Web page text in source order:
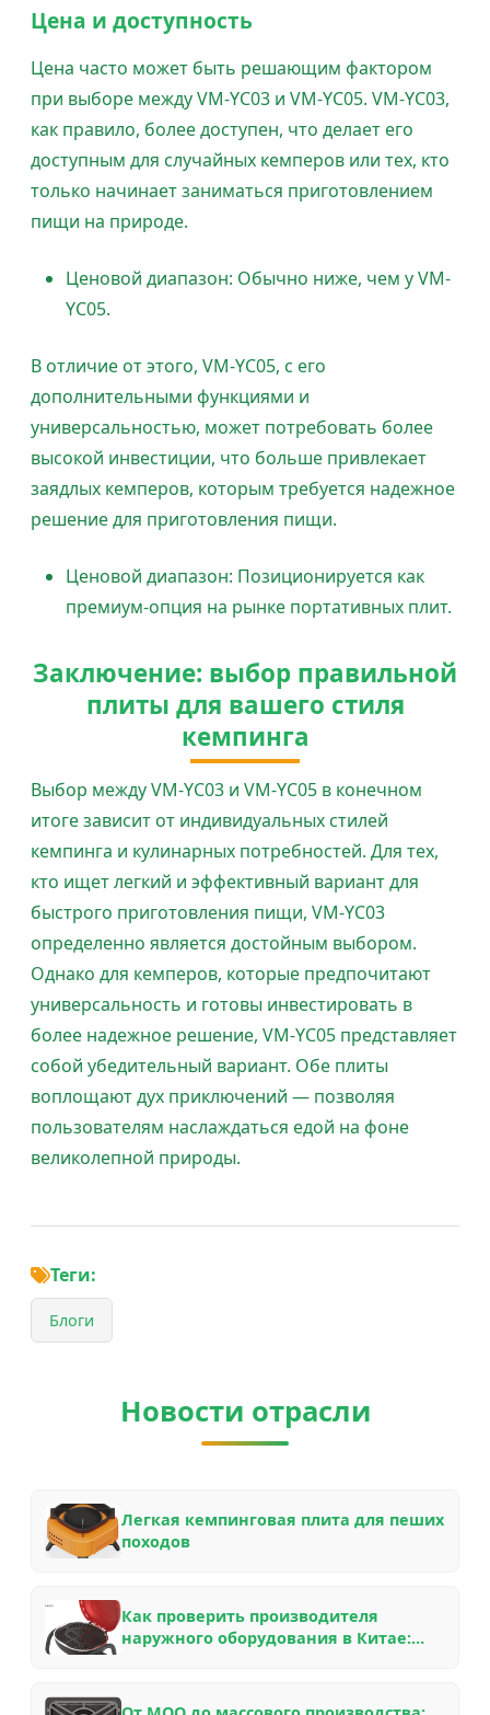
Цена и доступность
Цена часто может быть решающим фактором
при выборе между VM-YC03 и VM-YC05. VM-YC03,
как правило, более доступен, что делает его
доступным для случайных кемперов или тех, кто
только начинает заниматься приготовлением
пищи на природе.
Ценовой диапазон: Обычно ниже, чем у VM-
YC05.
В отличие от этого, VM-YC05, с его
дополнительными функциями и
универсальностью, может потребовать более
высокой инвестиции, что больше привлекает
заядлых кемперов, которым требуется надежное
решение для приготовления пищи.
Ценовой диапазон: Позиционируется как
премиум-опция на рынке портативных плит.
Заключение: выбор правильной
плиты для вашего стиля
кемпинга
Выбор между VM-YC03 и VM-YC05 в конечном
итоге зависит от индивидуальных стилей
кемпинга и кулинарных потребностей. Для тех,
кто ищет легкий и эффективный вариант для
быстрого приготовления пищи, VM-YC03
определенно является достойным выбором.
Однако для кемперов, которые предпочитают
универсальность и готовы инвестировать в
более надежное решение, VM-YC05 представляет
собой убедительный вариант. Обе плиты
воплощают дух приключений — позволяя
пользователям наслаждаться едой на фоне
великолепной природы.
Теги:
Блоги
Новости отрасли
Легкая кемпинговая плита для пеших
походов
Как проверить производителя
наружного оборудования в Китае: